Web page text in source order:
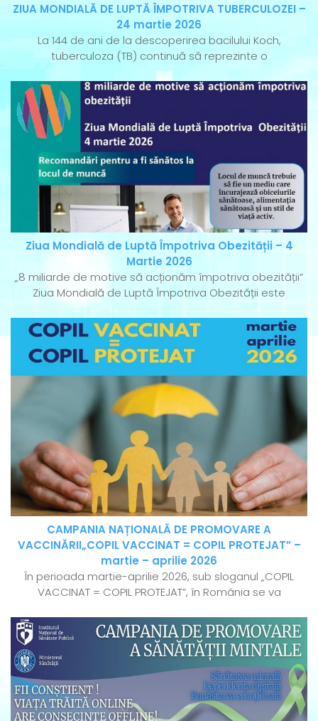
ZIUA MONDIALĂ DE LUPTĂ ÎMPOTRIVA TUBERCULOZEI –
24 martie 2026
La 144 de ani de la descoperirea bacilului Koch,
tuberculoza (TB) continuă să reprezinte o
Ziua Mondială de Luptă Împotriva Obezității – 4
Martie 2026
„8 miliarde de motive să acționăm împotriva obezității”
Ziua Mondială de Luptă Împotriva Obezității este
CAMPANIA NAȚIONALĂ DE PROMOVARE A
VACCINĂRII„COPIL VACCINAT = COPIL PROTEJAT” –
martie – aprilie 2026
În perioada martie-aprilie 2026, sub sloganul „COPIL
VACCINAT = COPIL PROTEJAT”, în România se va